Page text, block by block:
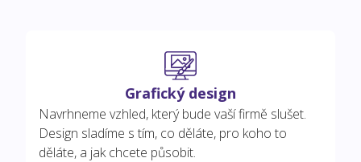
Grafický design
Navrhneme vzhled, který bude vaší firmě slušet.
Design sladíme s tím, co děláte, pro koho to
děláte, a jak chcete působit.